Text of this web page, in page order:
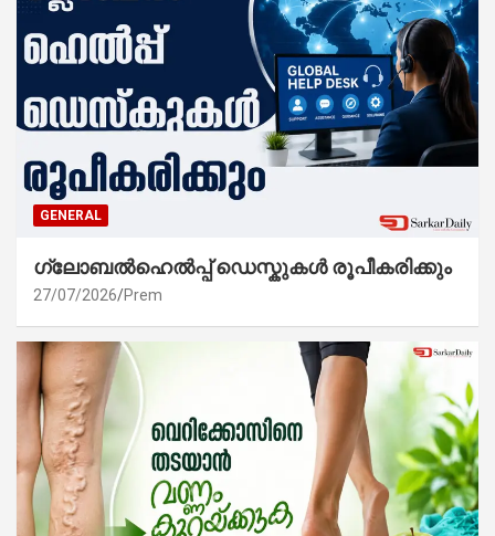
GENERAL
ഗ്ലോബൽഹെൽപ്പ് ഡെസ്കുകൾ രൂപീകരിക്കും
27/07/2026 Prem